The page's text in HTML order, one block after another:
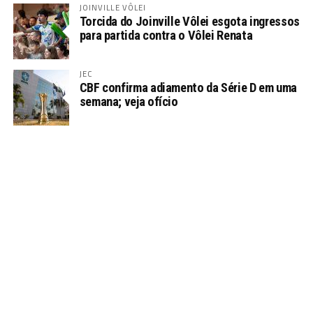
JOINVILLE VÔLEI
Torcida do Joinville Vôlei esgota ingressos
para partida contra o Vôlei Renata
JEC
CBF confirma adiamento da Série D em uma
semana; veja ofício